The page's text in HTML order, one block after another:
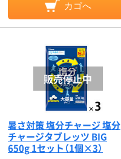
カゴへ
暑さ対策 塩分チャージ 塩分
チャージタブレッツ BIG
650g 1セット（1個×3）